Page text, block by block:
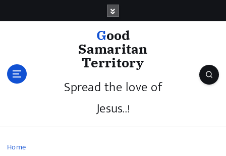
Good
Samaritan
Territory
Spread the love of
Jesus..!
Home